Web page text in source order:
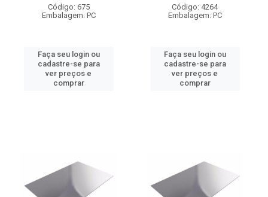
Código: 675
Embalagem: PC
Faça seu login ou
cadastre-se para
ver preços e
comprar
Código: 4264
Embalagem: PC
Faça seu login ou
cadastre-se para
ver preços e
comprar